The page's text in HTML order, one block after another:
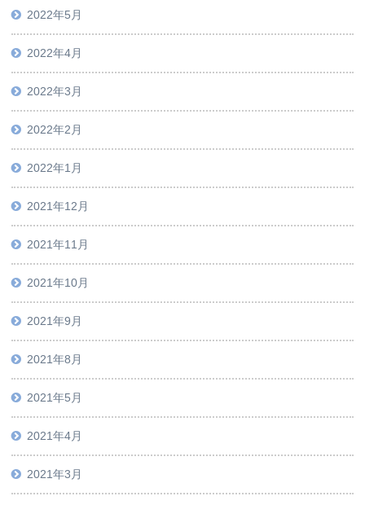
2022年5月
2022年4月
2022年3月
2022年2月
2022年1月
2021年12月
2021年11月
2021年10月
2021年9月
2021年8月
2021年5月
2021年4月
2021年3月